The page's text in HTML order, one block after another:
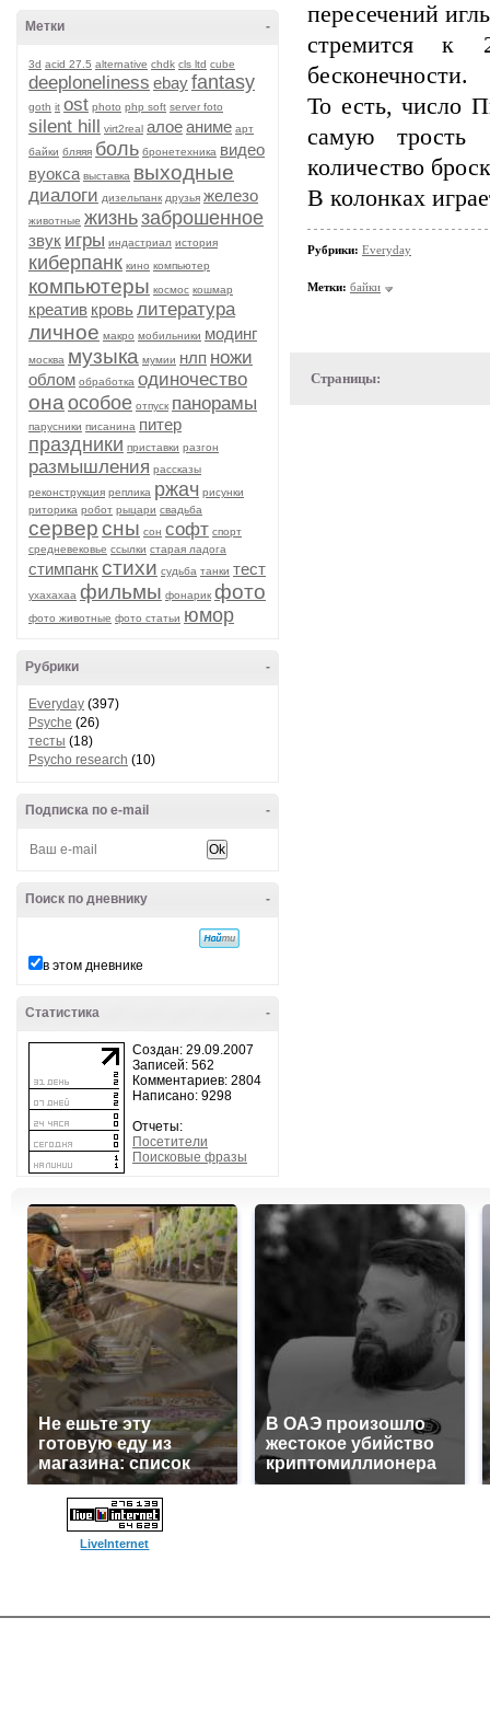
-
Метки
3d acid 27.5 alternative chdk cls ltd cube
deeploneliness ebayfantasy
goth it ost photo php soft server foto
silent hill virt2real алоеаниме арт
байки бляяя боль бронетехника видео
вуокса выставка выходные
диалоги дизельпанк друзья железо
животные жизньзаброшенное
звук игры индастриал история
киберпанк кино компьютер
компьютеры космос кошмар
креатив кровьлитература
личное макро мобильники модинг
москва музыка мумии нлп ножи
облом обработка одиночество
она особое отпуск панорамы
парусники писанина питер
праздники приставки разгон
размышления рассказы
реконструкция реплика ржач рисунки
риторика робот рыцари свадьба
серверсны сон софт спорт
средневековье ссылки старая ладога
стимпанкстихи судьба танки тест
ухахахаа фильмы фонарик фото
фото животные фото статьи юмор
-
Рубрики
Everyday (397)
Psyche (26)
тесты (18)
Psycho research (10)
-
Подписка по e-mail
-
Поиск по дневнику
в этом дневнике
-
Статистика
Создан: 29.09.2007
Записей: 562
Комментариев: 2804
Написано: 9298
Отчеты:
Посетители
Поисковые фразы
пересечений
стремится к
бесконечности.
То есть, число
самую трость
количество
В колонках
Рубрики: Everyday
Метки: байки
Страницы:
Не ешьте эту
готовую еду из
магазина: список
В ОАЭ произошло
жестокое убийство
криптомиллионера
LiveInternet